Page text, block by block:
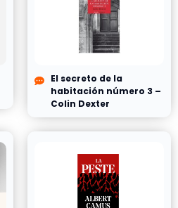
El secreto de la
habitación número 3 –
Colin Dexter